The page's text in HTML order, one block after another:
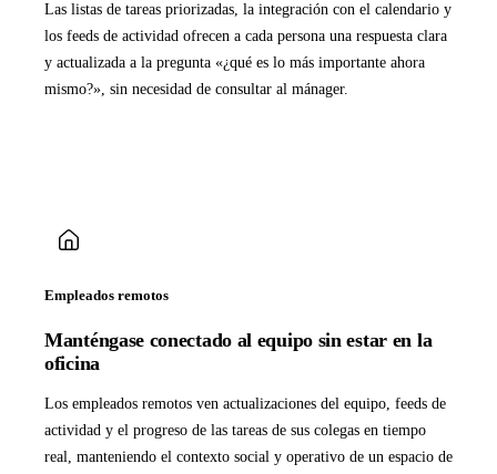
Las listas de tareas priorizadas, la integración con el calendario y
los feeds de actividad ofrecen a cada persona una respuesta clara
y actualizada a la pregunta «¿qué es lo más importante ahora
mismo?», sin necesidad de consultar al mánager.
Empleados remotos
Manténgase conectado al equipo sin estar en la
oficina
Los empleados remotos ven actualizaciones del equipo, feeds de
actividad y el progreso de las tareas de sus colegas en tiempo
real, manteniendo el contexto social y operativo de un espacio de